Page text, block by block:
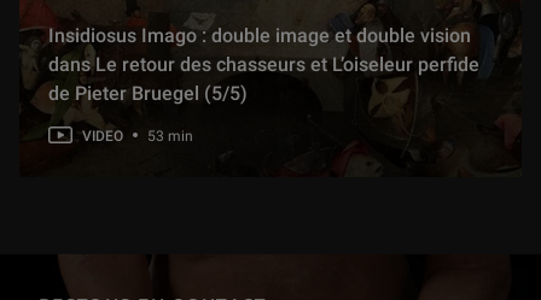
Insidiosus Imago : double image et double vision
dans Le retour des chasseurs et L’oiseleur perfide
de Pieter Bruegel (5/5)
VIDEO 53 min